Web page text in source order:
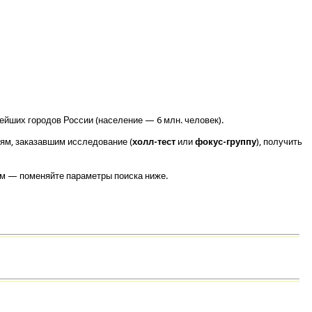
городов России (население — 6 млн. человек).
заказавшим исследование (холл-тест или фокус-группу), получить
— поменяйте параметры поиска ниже.